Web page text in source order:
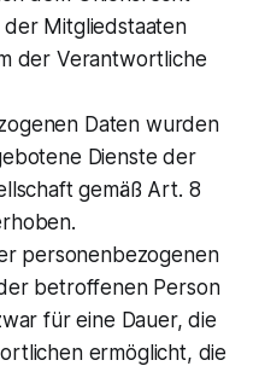
Mitgliedstaaten
der Verantwortliche
Daten wurden
Dienste der
gemäß Art. 8
personenbezogenen
betroffenen Person
für eine Dauer, die
ermöglicht, die